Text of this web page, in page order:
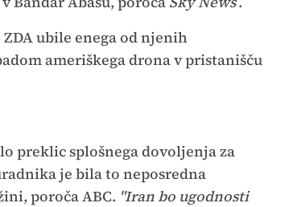
ubile enega od njenih
ameriškega drona v pristanišču
preklic splošnega dovoljenja za
je bila to neposredna
poroča ABC. "Iran bo ugodnosti